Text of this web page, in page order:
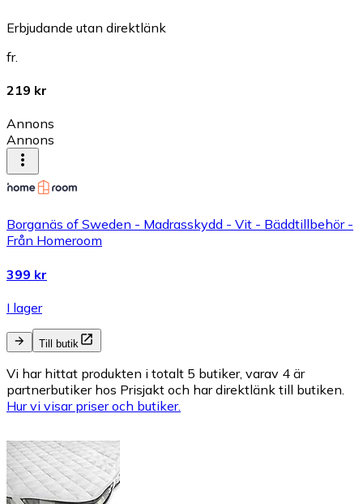
Erbjudande utan direktlänk
fr.
219 kr
Annons
Annons
Borganäs of Sweden - Madrasskydd - Vit - Bäddtillbehör -
Från Homeroom
399 kr
I lager
Till butik
Vi har hittat produkten i totalt 5 butiker, varav 4 är
partnerbutiker hos Prisjakt och har direktlänk till butiken.
Hur vi visar priser och butiker.